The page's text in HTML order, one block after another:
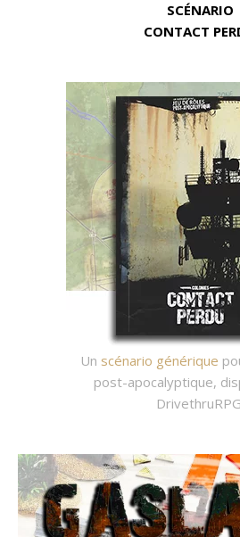
SCÉNARIO
CONTACT
Un scénario générique
post-apocalyptique,